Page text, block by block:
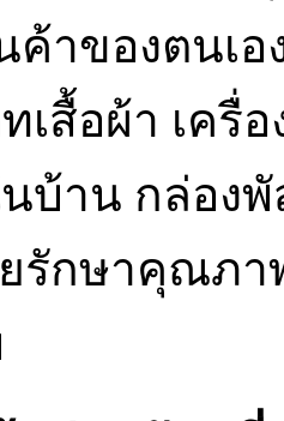
าของตนเอ
เสื้อผ้า เครื่
บ้าน กล่อง
รักษาคุณภา